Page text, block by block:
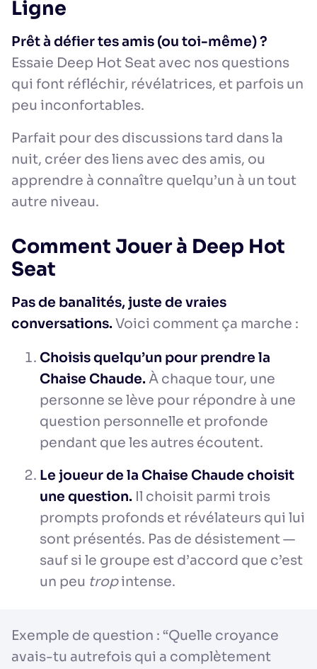
Ligne
Prêt à défier tes amis (ou toi-même) ?
Essaie Deep Hot Seat avec nos questions
qui font réfléchir, révélatrices, et parfois un
peu inconfortables.
Parfait pour des discussions tard dans la
nuit, créer des liens avec des amis, ou
apprendre à connaître quelqu’un à un tout
autre niveau.
Comment Jouer à Deep Hot
Seat
Pas de banalités, juste de vraies
conversations. Voici comment ça marche :
Choisis quelqu’un pour prendre la
Chaise Chaude. À chaque tour, une
personne se lève pour répondre à une
question personnelle et profonde
pendant que les autres écoutent.
Le joueur de la Chaise Chaude choisit
une question. Il choisit parmi trois
prompts profonds et révélateurs qui lui
sont présentés. Pas de désistement —
sauf si le groupe est d’accord que c’est
un peu tropintense.
Exemple de question : “Quelle croyance
avais-tu autrefois qui a complètement